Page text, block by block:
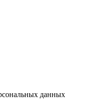
данных